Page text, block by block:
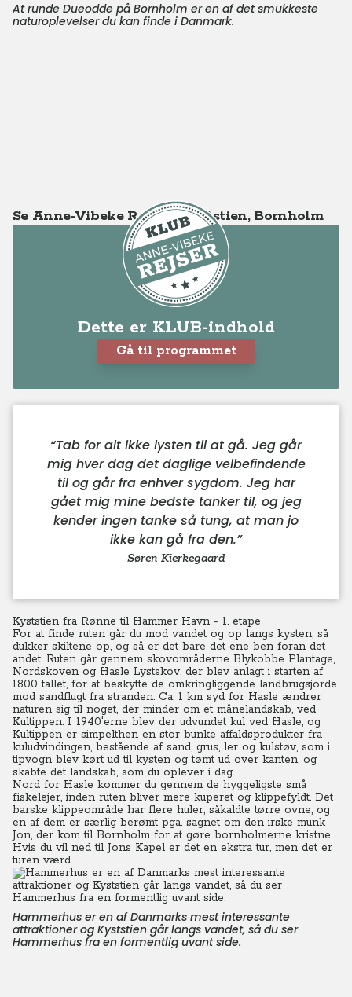
At runde Dueodde på Bornholm er en af det smukkeste
naturoplevelser du kan finde i Danmark.
Se Anne-Vibeke Rejser - Kyststien, Bornholm
Dette er KLUB-indhold
Gå til programmet
“Tab for alt ikke lysten til at gå. Jeg går
mig hver dag det daglige velbefindende
til og går fra enhver sygdom. Jeg har
gået mig mine bedste tanker til, og jeg
kender ingen tanke så tung, at man jo
ikke kan gå fra den.”
Søren Kierkegaard
Kyststien fra Rønne til Hammer Havn - 1. etape
For at finde ruten går du mod vandet og op langs kysten, så
dukker skiltene op, og så er det bare det ene ben foran det
andet. Ruten går gennem skovområderne Blykobbe Plantage,
Nordskoven og Hasle Lystskov, der blev anlagt i starten af
1800 tallet, for at beskytte de omkringliggende landbrugsjorde
mod sandflugt fra stranden. Ca. 1 km syd for Hasle ændrer
naturen sig til noget, der minder om et månelandskab, ved
Kultippen. I 1940'erne blev der udvundet kul ved Hasle, og
Kultippen er simpelthen en stor bunke affaldsprodukter fra
kuludvindingen, bestående af sand, grus, ler og kulstøv, som i
tipvogn blev kørt ud til kysten og tømt ud over kanten, og
skabte det landskab, som du oplever i dag.
Nord for Hasle kommer du gennem de hyggeligste små
fiskelejer, inden ruten bliver mere kuperet og klippefyldt. Det
barske klippeområde har flere huler, såkaldte tørre ovne, og
en af dem er særlig berømt pga. sagnet om den irske munk
Jon, der kom til Bornholm for at gøre bornholmerne kristne.
Hvis du vil ned til Jons Kapel er det en ekstra tur, men det er
turen værd.
Hammerhus er en af Danmarks mest interessante
attraktioner og Kyststien går langs vandet, så du ser
Hammerhus fra en formentlig uvant side.